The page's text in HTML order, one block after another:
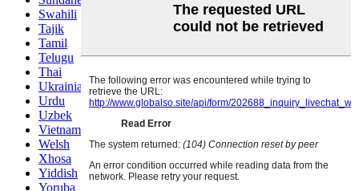
Swahili
Tajik
Tamil
Telugu
Thai
Ukrainian
Urdu
Uzbek
Vietnamese
Welsh
Xhosa
Yiddish
Yoruba